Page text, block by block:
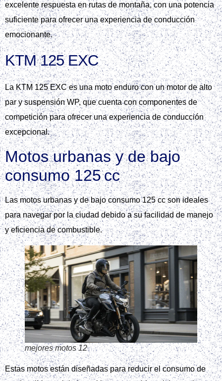
excelente respuesta en rutas de montaña, con una potencia
suficiente para ofrecer una experiencia de conducción
emocionante.
KTM 125 EXC
La KTM 125 EXC es una moto enduro con un motor de alto
par y suspensión WP, que cuenta con componentes de
competición para ofrecer una experiencia de conducción
excepcional.
Motos urbanas y de bajo
consumo 125 cc
Las motos urbanas y de bajo consumo 125 cc son ideales
para navegar por la ciudad debido a su facilidad de manejo
y eficiencia de combustible.
mejores motos 12
Estas motos están diseñadas para reducir el consumo de